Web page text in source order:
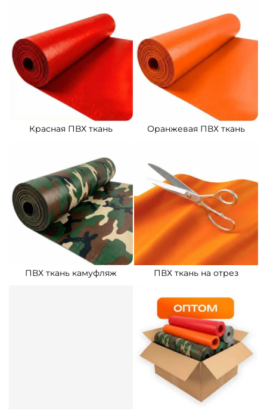
Красная ПВХ ткань Оранжевая ПВХ ткань
ПВХ ткань камуфляж ПВХ ткань на отрез